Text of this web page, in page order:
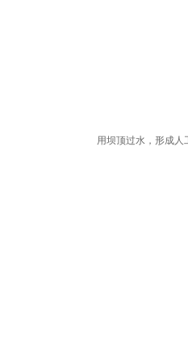
用坝顶过水，形成人